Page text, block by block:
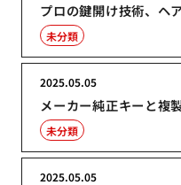
プロの鍵開け技術、ヘ
未分類
メーカー純正キーと複
2025.05.05
未分類
2025.05.05